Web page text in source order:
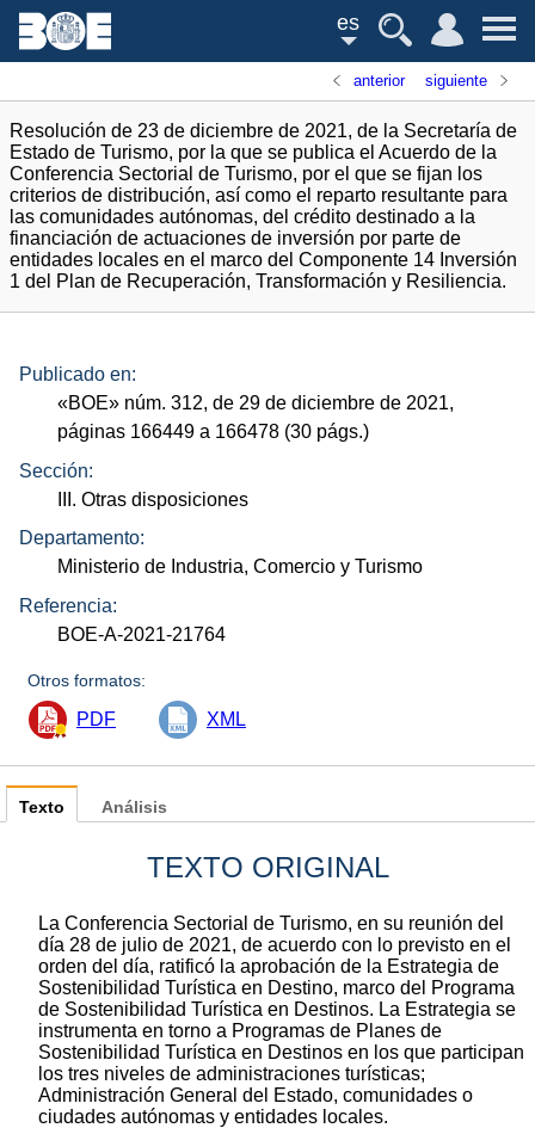
es
anterior siguiente
Resolución de 23 de diciembre de 2021, de la Secretaría de
Estado de Turismo, por la que se publica el Acuerdo de la
Conferencia Sectorial de Turismo, por el que se fijan los
criterios de distribución, así como el reparto resultante para
las comunidades autónomas, del crédito destinado a la
financiación de actuaciones de inversión por parte de
entidades locales en el marco del Componente 14 Inversión
1 del Plan de Recuperación, Transformación y Resiliencia.
Publicado en:
«BOE» núm. 312, de 29 de diciembre de 2021,
páginas 166449 a 166478 (30 págs.)
Sección:
III. Otras disposiciones
Departamento:
Ministerio de Industria, Comercio y Turismo
Referencia:
BOE-A-2021-21764
Otros formatos:
PDF XML
Texto
TEXTO ORIGINAL
La Conferencia Sectorial de Turismo, en su reunión del
día 28 de julio de 2021, de acuerdo con lo previsto en el
orden del día, ratificó la aprobación de la Estrategia de
Sostenibilidad Turística en Destino, marco del Programa
de Sostenibilidad Turística en Destinos. La Estrategia se
instrumenta en torno a Programas de Planes de
Sostenibilidad Turística en Destinos en los que participan
los tres niveles de administraciones turísticas;
Administración General del Estado, comunidades o
ciudades autónomas y entidades locales.
Análisis